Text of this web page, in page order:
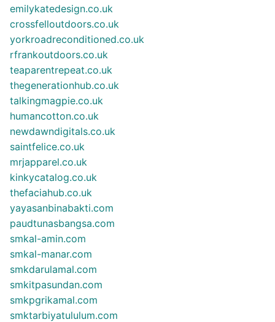
emilykatedesign.co.uk
crossfelloutdoors.co.uk
yorkroadreconditioned.co.uk
rfrankoutdoors.co.uk
teaparentrepeat.co.uk
thegenerationhub.co.uk
talkingmagpie.co.uk
humancotton.co.uk
newdawndigitals.co.uk
saintfelice.co.uk
mrjapparel.co.uk
kinkycatalog.co.uk
thefaciahub.co.uk
yayasanbinabakti.com
paudtunasbangsa.com
smkal-amin.com
smkal-manar.com
smkdarulamal.com
smkitpasundan.com
smkpgrikamal.com
smktarbiyatululum.com